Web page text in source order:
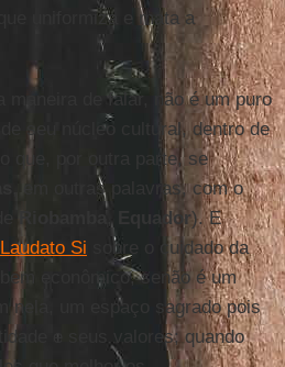
que uniformiza e mata a
maneira de falar, não é um puro
seu núcleo cultural, dentro de
que, por outra parte, se
, em outras palavras, com o
Equador). E
Laudato Si sobre o cuidado da
econômico, senão é um
nela, um espaço sagrado pois
e seus valores; quando